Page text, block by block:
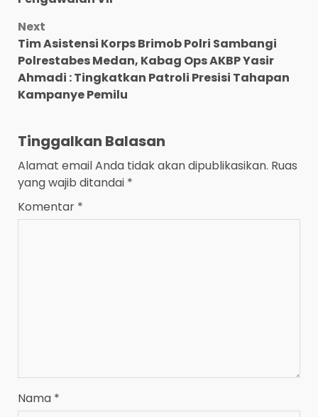
Next
Tim Asistensi Korps Brimob Polri Sambangi
Polrestabes Medan, Kabag Ops AKBP Yasir
Ahmadi : Tingkatkan Patroli Presisi Tahapan
Kampanye Pemilu
Tinggalkan Balasan
Alamat email Anda tidak akan dipublikasikan. Ruas
yang wajib ditandai *
Komentar *
Nama *